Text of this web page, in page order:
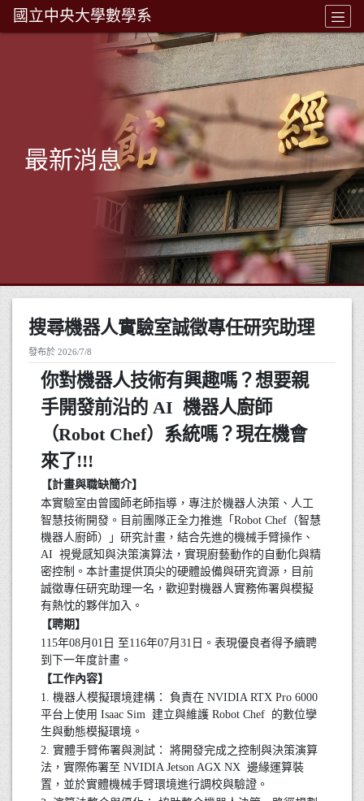
國立中央大學數學系
最新消息
搜尋機器人實驗室誠徵專任研究助理
發布於 2026/7/8
你對機器人技術有興趣嗎？想要親
手開發前沿的 AI 機器人廚師
（Robot Chef）系統嗎？現在機會
來了!!!
【計畫與職缺簡介】
本實驗室由曾國師老師指導，專注於機器人決策、人工
智慧技術開發。目前團隊正全力推進「Robot Chef（智慧
機器人廚師）」研究計畫，結合先進的機械手臂操作、
AI 視覺感知與決策演算法，實現廚藝動作的自動化與精
密控制。本計畫提供頂尖的硬體設備與研究資源，目前
誠徵專任研究助理一名，歡迎對機器人實務佈署與模擬
有熱忱的夥伴加入。
【聘期】
115年08月01日 至116年07月31日。表現優良者得予續聘
到下一年度計畫。
【工作內容】
1. 機器人模擬環境建構： 負責在 NVIDIA RTX Pro 6000
平台上使用 Isaac Sim 建立與維護 Robot Chef 的數位孿
生與動態模擬環境。
2. 實體手臂佈署與測試： 將開發完成之控制與決策演算
法，實際佈署至 NVIDIA Jetson AGX NX 邊緣運算裝
置，並於實體機械手臂環境進行調校與驗證。